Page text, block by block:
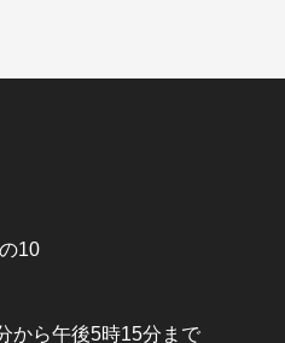
10
から午後5時15分まで